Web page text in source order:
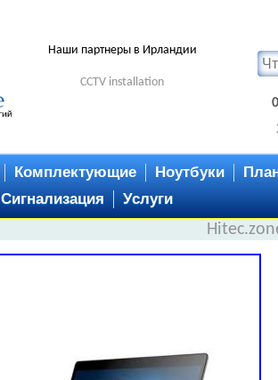
Наши партнеры в Ирландии
CCTV installation
Комплектующие Ноутбуки
Сигнализация Услуги